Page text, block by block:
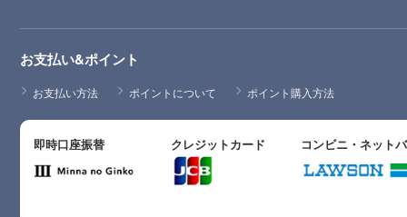
お支払い&ポイント
お支払い方法 ポイントについて ポイント購入方法
即時口座振替 クレジットカード コンビニ・ネット